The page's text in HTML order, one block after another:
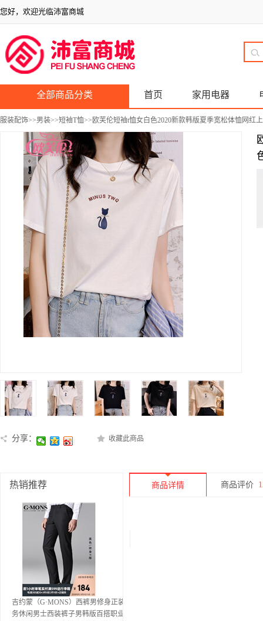
您好，欢迎光临沛富商城
全部商品分类 首页 家用电器
服装配饰>>男装>>短袖T恤>>欧芙伦短袖t恤女白色2020新款韩版夏季宽松体恤网红
分享： 收藏此商品
热销推荐
吉约蒙（G·MONS）西裤男修身正装商
务休闲男士西装裤子男韩版百搭职业结
商品详情 商品评价